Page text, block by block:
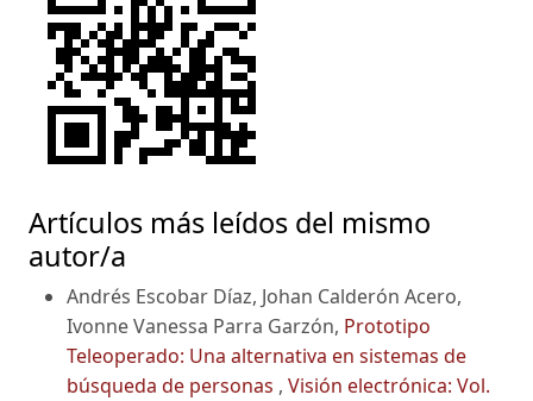
Artículos más leídos del mismo
autor/a
Andrés Escobar Díaz, Johan Calderón Acero,
Ivonne Vanessa Parra Garzón, Prototipo
Teleoperado: Una alternativa en sistemas de
búsqueda de personas , Visión electrónica: Vol.